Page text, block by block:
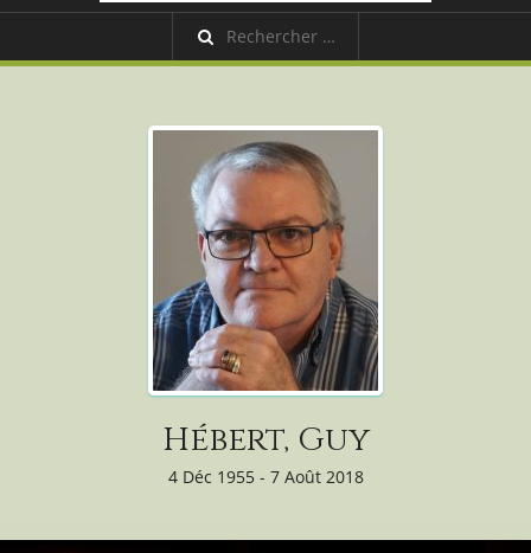
Hébert, Guy
4 Déc 1955 - 7 Août 2018